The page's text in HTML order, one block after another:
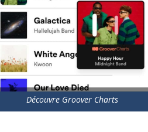
Découvre Groover Charts